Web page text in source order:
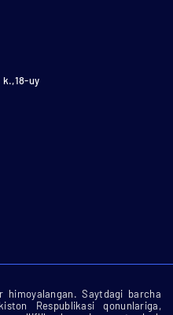
uy
himoyalangan. Saytdagi barcha
Respublikasi qonunlariga,